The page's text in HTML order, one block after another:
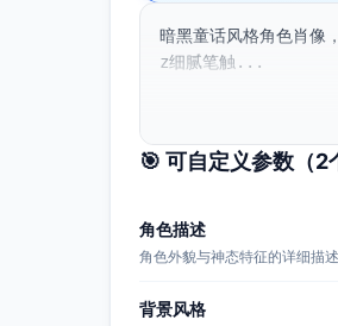
暗黑童话风格角色肖
z细腻笔触...
🎯 可自定义参数（2
角色描述
角色外貌与神态特征的详细描
背景风格